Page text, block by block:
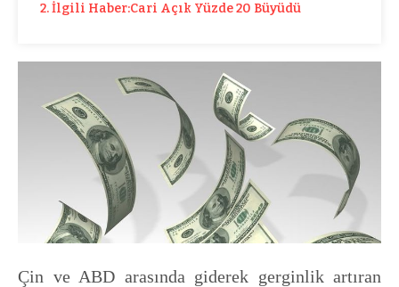
2. İlgili Haber:Cari Açık Yüzde 20 Büyüdü
Çin ve ABD arasında giderek gerginlik artıran